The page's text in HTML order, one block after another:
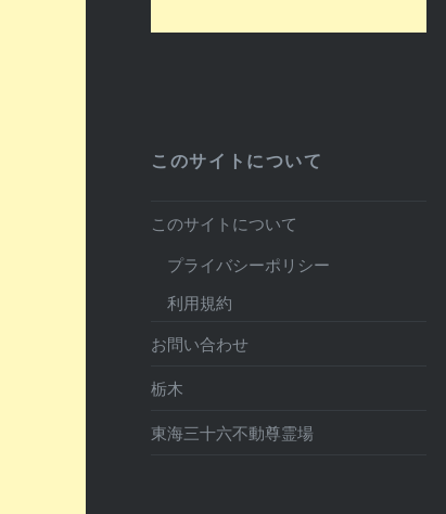
このサイトについて
このサイトについて
プライバシーポリシー
利用規約
お問い合わせ
栃木
東海三十六不動尊霊場